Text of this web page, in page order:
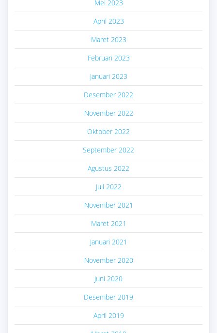
Mei 2023
April 2023
Maret 2023
Februari 2023
Januari 2023
Desember 2022
November 2022
Oktober 2022
September 2022
Agustus 2022
Juli 2022
November 2021
Maret 2021
Januari 2021
November 2020
Juni 2020
Desember 2019
April 2019